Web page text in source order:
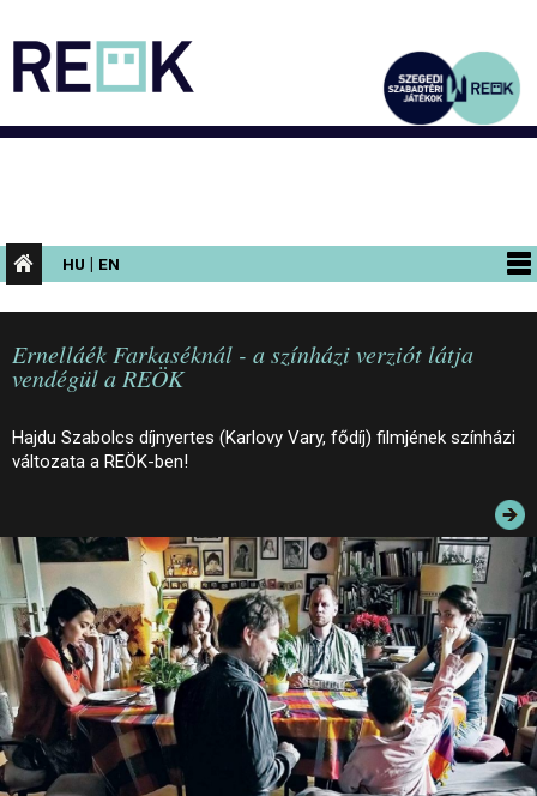
HU | EN
PROGRAMOK
KIÁLLÍTÁSOK
INFORMÁCIÓK
JEGYEK
ELÉRHETŐSÉG
PALOTASÉTÁK ÉS VEZETÉSEK
KÖZÉRDEKŰ ADATOK
Ernelláék Farkaséknál - a színházi verziót látja
vendégül a REÖK
Hajdu Szabolcs díjnyertes (Karlovy Vary, fődíj) filmjének színházi
változata a REÖK-ben!